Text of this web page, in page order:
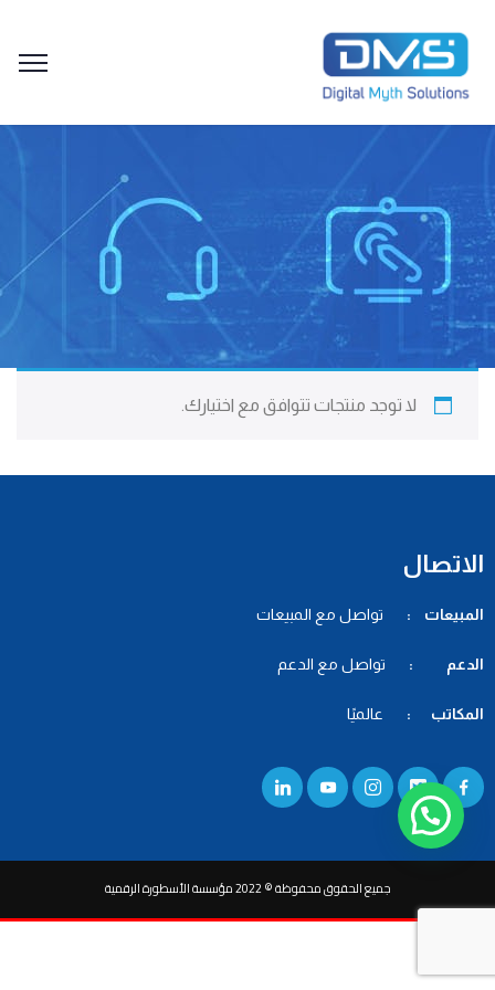
لا توجد منتجات تتوافق مع اختيارك.
الاتصال
المبيعات : تواصل مع المبيعات
الدعم : تواصل مع الدعم
المكاتب : عالميًا
جميع الحقوق محفوظة © 2022 مؤسسة الأسطورة الرقمية